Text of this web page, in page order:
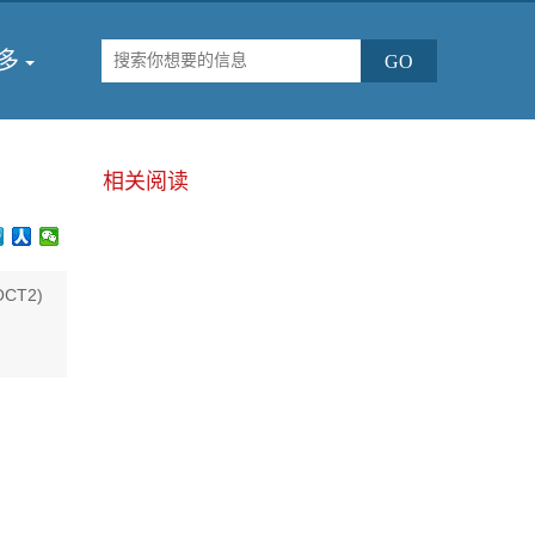
相关阅读